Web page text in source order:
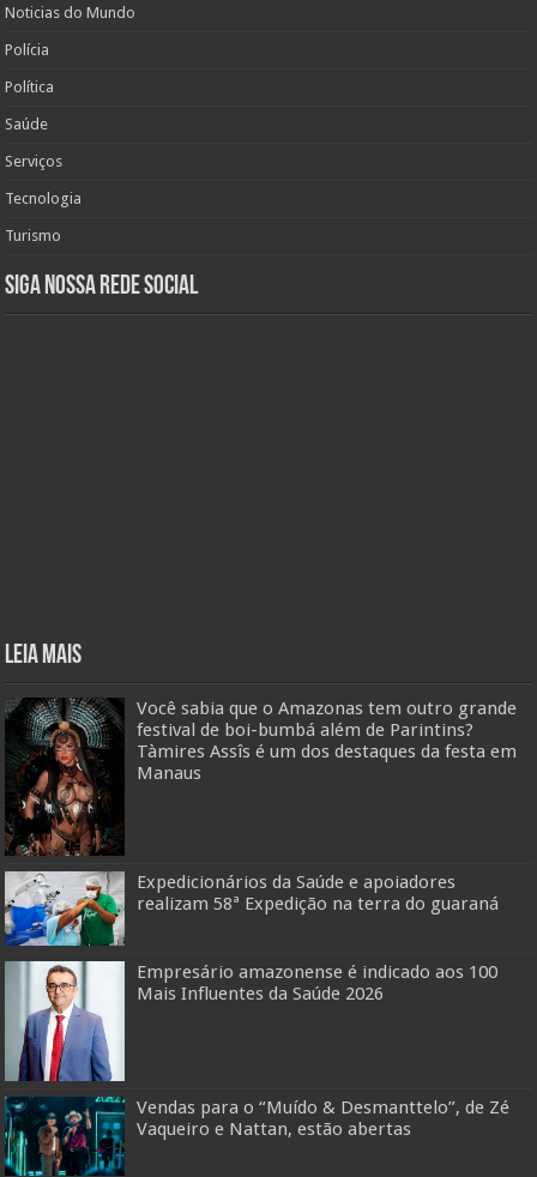
Noticias do Mundo
Polícia
Política
Saúde
Serviços
Tecnologia
Turismo
Siga nossa rede social
Leia mais
Você sabia que o Amazonas tem outro grande
festival de boi-bumbá além de Parintins?
Tàmires Assîs é um dos destaques da festa em
Manaus
Expedicionários da Saúde e apoiadores
realizam 58ª Expedição na terra do guaraná
Empresário amazonense é indicado aos 100
Mais Influentes da Saúde 2026
Vendas para o “Muído & Desmanttelo”, de Zé
Vaqueiro e Nattan, estão abertas